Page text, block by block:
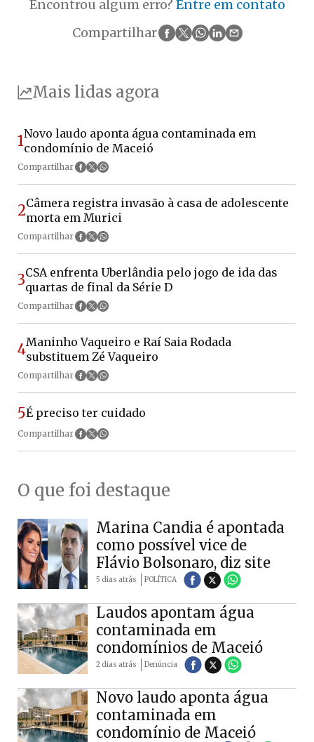
Encontrou algum erro? Entre em contato
Compartilhar
Mais lidas agora
1Novo laudo aponta água contaminada em
condomínio de Maceió
Compartilhar
2Câmera registra invasão à casa de adolescente
morta em Murici
Compartilhar
3CSA enfrenta Uberlândia pelo jogo de ida das
quartas de final da Série D
Compartilhar
4Maninho Vaqueiro e Raí Saia Rodada
substituem Zé Vaqueiro
Compartilhar
5É preciso ter cuidado
Compartilhar
O que foi destaque
Marina Candia é apontada
como possível vice de
Flávio Bolsonaro, diz site
5 dias atrás POLÍTICA
Laudos apontam água
contaminada em
condomínios de Maceió
2 dias atrás Denúncia
Novo laudo aponta água
contaminada em
condomínio de Maceió